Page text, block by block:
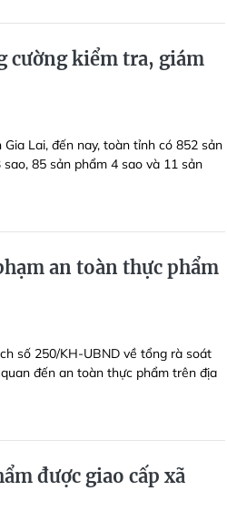
cường kiểm tra, giám
Lai, đến nay, toàn tỉnh có 852 sản
85 sản phẩm 4 sao và 11 sản
an toàn thực phẩm
số 250/KH-UBND về tổng rà soát
đến an toàn thực phẩm trên địa
được giao cấp xã